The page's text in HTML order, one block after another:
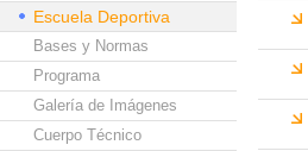
Escuela Deportiva
Bases y Normas
Programa
Galería de Imágenes
Cuerpo Técnico